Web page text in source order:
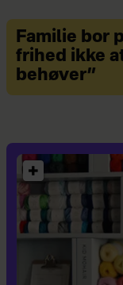
Familie bor
frihed ikke
behøver”